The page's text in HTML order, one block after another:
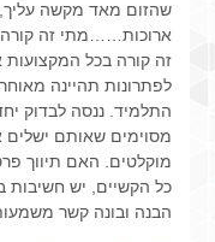
שהזום מאד מקשה
ארוכות……מתי זה קורה
זה קורה בכל המקצועות
לפתרונות תהיינה
התלמיד. ננסה לבדוק
מסוימים שאותם
מוקלטים. האם תיווך
כל הקשיים, יש חשיבות
הבנה ובונה קשר